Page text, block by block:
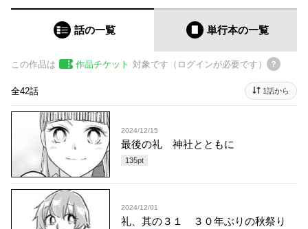
話の一覧 単行本の一覧
この作品は 作品チケット 対象です（ログインが必要です）
全42話 1話から
2024/12/15
最後の礼 神社とともに
135pt
2024/12/01
礼、其の３１ ３０年ぶりの秋祭り